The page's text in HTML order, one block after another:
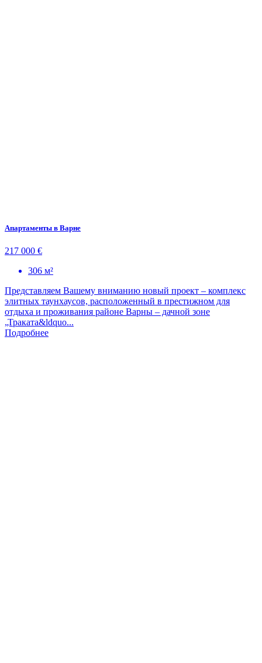
Апартаменты в Варне
217 000 €
306 м²
Представляем Вашему вниманию новый проект – комплекс
элитных таунхаусов, расположенный в престижном для
отдыха и проживания районе Варны – дачной зоне
„Траката&ldquo...
Подробнее